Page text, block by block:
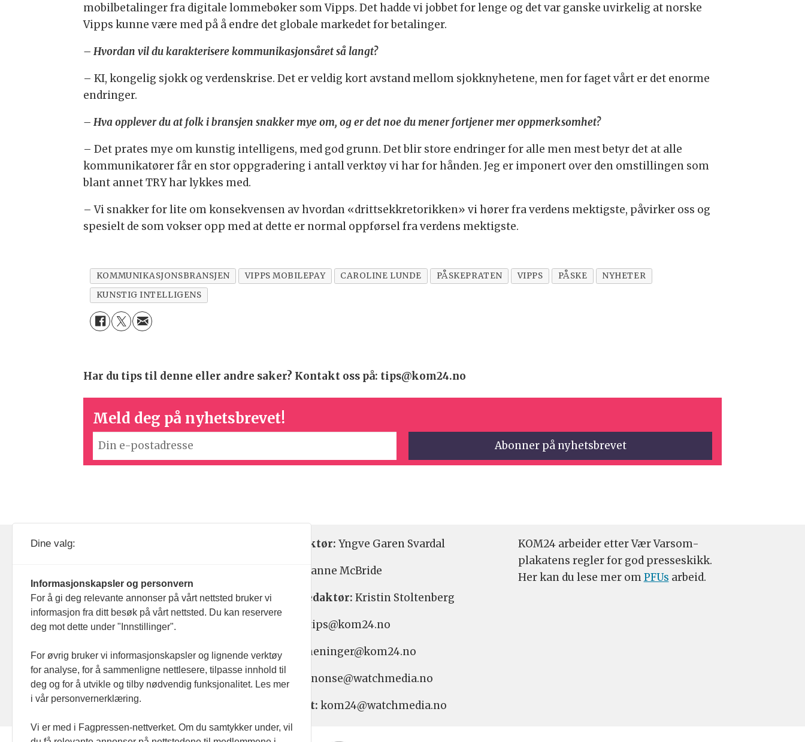
mobilbetalinger fra digitale lommebøker som Vipps. Det hadde vi jobbet for lenge og det var ganske uvirkelig at norske
Vipps kunne være med på å endre det globale markedet for betalinger.
– Hvordan vil du karakterisere kommunikasjonsåret så langt?
– KI, kongelig sjokk og verdenskrise. Det er veldig kort avstand mellom sjokknyhetene, men for faget vårt er det enorme
endringer.
– Hva opplever du at folk i bransjen snakker mye om, og er det noe du mener fortjener mer oppmerksomhet?
– Det prates mye om kunstig intelligens, med god grunn. Det blir store endringer for alle men mest betyr det at alle
kommunikatører får en stor oppgradering i antall verktøy vi har for hånden. Jeg er imponert over den omstillingen som
blant annet TRY har lykkes med.
– Vi snakker for lite om konsekvensen av hvordan «drittsekkretorikken» vi hører fra verdens mektigste, påvirker oss og
spesielt de som vokser opp med at dette er normal oppførsel fra verdens mektigste.
KOMMUNIKASJONSBRANSJEN VIPPS MOBILEPAY CAROLINE LUNDE PÅSKEPRATEN VIPPS PÅSKE
NYHETER
KUNSTIG INTELLIGENS
Har du tips til denne eller andre saker? Kontakt oss på: tips@kom24.no
Meld deg på nyhetsbrevet!
093 182
Nyhetsredaktør: Yngve Garen Svardal
Hanne McBride
Ansvarlig redaktør: Kristin Stoltenberg
Nyhetstips: tips@kom24.no
Meninger: meninger@kom24.no
Annonse: annonse@watchmedia.no
Abonnement: kom24@watchmedia.no
KOM24 arbeider etter Vær Varsom-
plakatens regler for god presseskikk.
Her kan du lese mer omPFUs arbeid.
Dine valg:
Informasjonskapsler og personvern
For å gi deg relevante annonser på vårt nettsted bruker vi
informasjon fra ditt besøk på vårt nettsted. Du kan reservere
deg mot dette under "Innstillinger".
For øvrig bruker vi informasjonskapsler og lignende verktøy
for analyse, for å sammenligne nettlesere, tilpasse innhold til
deg og for å utvikle og tilby nødvendig funksjonalitet. Les mer
i vår personvernerklæring.
Vi er med i Fagpressen-nettverket. Om du samtykker under, vil